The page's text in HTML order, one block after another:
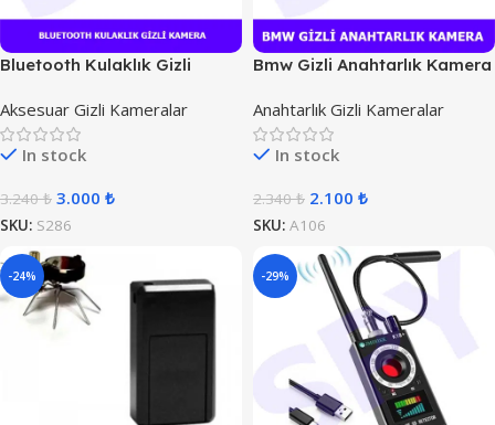
Bluetooth Kulaklık Gizli
Aksesuar Gizli Kameralar
In stock
3.240₺ 3.000 ₺
SKU: S286
Bmw Gizli Anahtarlık Kamera
Anahtarlık Gizli Kameralar
In stock
2.340₺ 2.100 ₺
SKU: A106
-24% -29%